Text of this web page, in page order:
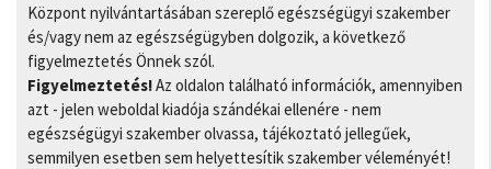
Központ nyilvántartásában szereplő egészségügyi szakember
és/vagy nem az egészségügyben dolgozik, a következő
figyelmeztetés Önnek szól.
Figyelmeztetés!Az oldalon található információk, amennyiben
azt - jelen weboldal kiadója szándékai ellenére - nem
egészségügyi szakember olvassa, tájékoztató jellegűek,
semmilyen esetben sem helyettesítik szakember véleményét!